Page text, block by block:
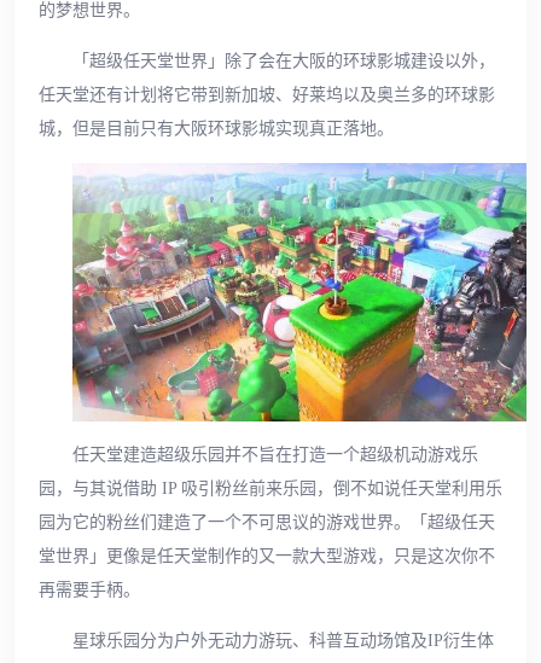
的梦想世界。
「超级任天堂世界」除了会在大阪的环球影城建设以外，
任天堂还有计划将它带到新加坡、好莱坞以及奥兰多的环球影
城，但是目前只有大阪环球影城实现真正落地。
任天堂建造超级乐园并不旨在打造一个超级机动游戏乐
园，与其说借助 IP 吸引粉丝前来乐园，倒不如说任天堂利用乐
园为它的粉丝们建造了一个不可思议的游戏世界。「超级任天
堂世界」更像是任天堂制作的又一款大型游戏，只是这次你不
再需要手柄。
星球乐园分为户外无动力游玩、科普互动场馆及IP衍生体